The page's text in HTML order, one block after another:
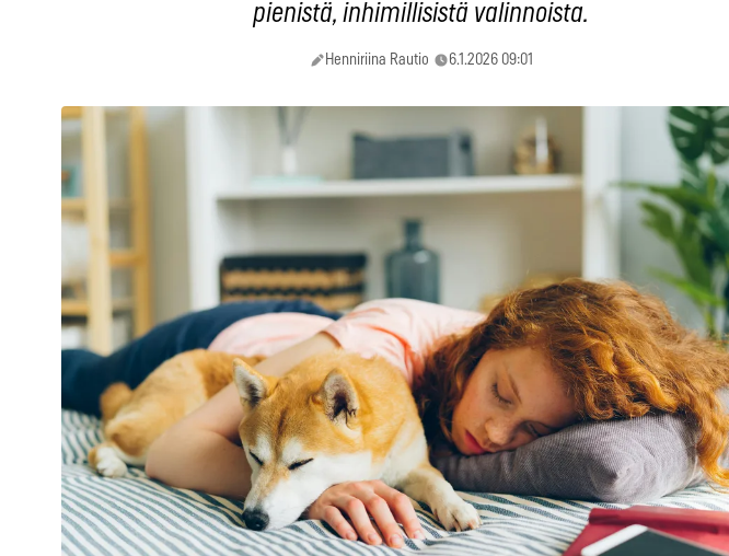
pienistä, inhimillisistä valinnoista.
Henniriina Rautio 6.1.2026 09:01